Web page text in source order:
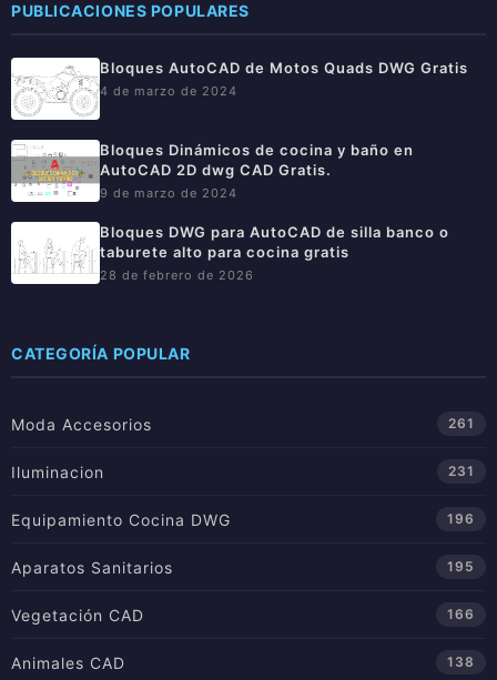
PUBLICACIONES POPULARES
Bloques AutoCAD de Motos Quads DWG Gratis
4 de marzo de 2024
Bloques Dinámicos de cocina y baño en
AutoCAD 2D dwg CAD Gratis.
9 de marzo de 2024
Bloques DWG para AutoCAD de silla banco o
taburete alto para cocina gratis
28 de febrero de 2026
CATEGORÍA POPULAR
Moda Accesorios 261
Iluminacion 231
Equipamiento Cocina DWG 196
Aparatos Sanitarios 195
Vegetación CAD 166
Animales CAD 138